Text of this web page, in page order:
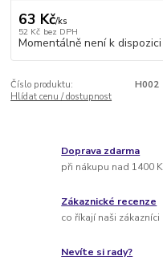
63 Kč/ks
52 Kč bez DPH
Momentálně není k dispozici
Číslo produktu:
H002
Hlídat cenu / dostupnost
Doprava zdarma
při nákupu nad 1400
Zákaznické recenze
co říkají naši zákazníci
Nevíte si rady?